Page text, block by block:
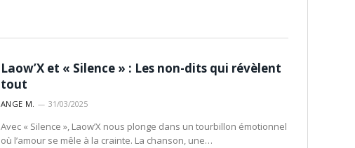
Laow’X et « Silence » : Les non-dits qui révèlent
tout
ANGE M. 31/03/2025
Avec « Silence », Laow’X nous plonge dans un tourbillon émotionnel
où l’amour se mêle à la crainte. La chanson, une…